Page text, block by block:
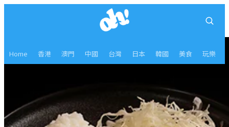
Home 香港 澳門 中國 台灣 日本 韓國 美食 玩樂